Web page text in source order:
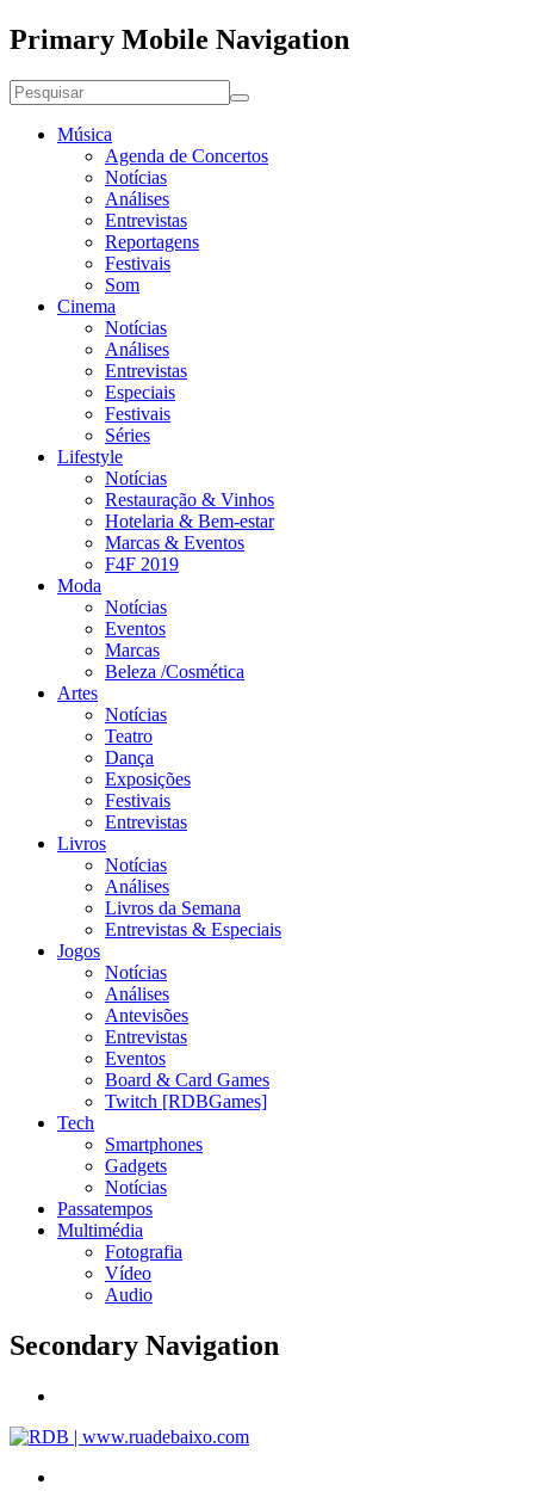
Primary Mobile Navigation
Música
Agenda de Concertos
Notícias
Análises
Entrevistas
Reportagens
Festivais
Som
Cinema
Notícias
Análises
Entrevistas
Especiais
Festivais
Séries
Lifestyle
Notícias
Restauração & Vinhos
Hotelaria & Bem-estar
Marcas & Eventos
F4F 2019
Moda
Notícias
Eventos
Marcas
Beleza /Cosmética
Artes
Notícias
Teatro
Dança
Exposições
Festivais
Entrevistas
Livros
Notícias
Análises
Livros da Semana
Entrevistas & Especiais
Jogos
Notícias
Análises
Antevisões
Entrevistas
Eventos
Board & Card Games
Twitch [RDBGames]
Tech
Smartphones
Gadgets
Notícias
Passatempos
Multimédia
Fotografia
Vídeo
Audio
Secondary Navigation